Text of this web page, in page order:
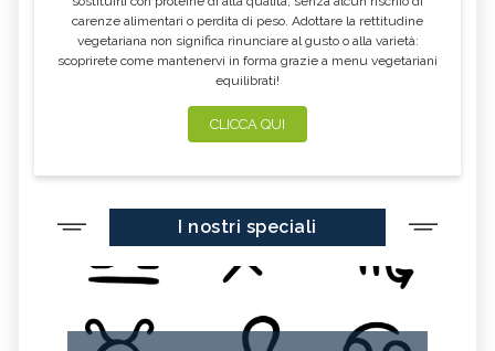
carenze alimentari o perdita di peso. Adottare la rettitudine
vegetariana non significa rinunciare al gusto o alla varietà:
scoprirete come mantenervi in forma grazie a menu vegetariani
equilibrati!
CLICCA QUI
I nostri speciali